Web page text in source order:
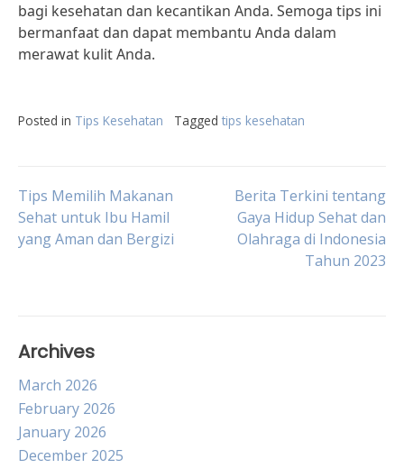
bagi kesehatan dan kecantikan Anda. Semoga tips ini
bermanfaat dan dapat membantu Anda dalam
merawat kulit Anda.
Posted in Tips Kesehatan Tagged tips kesehatan
Post
navigation
Tips Memilih Makanan
Sehat untuk Ibu Hamil
yang Aman dan Bergizi
Berita Terkini tentang
Gaya Hidup Sehat dan
Olahraga di Indonesia
Tahun 2023
Archives
March 2026
February 2026
January 2026
December 2025